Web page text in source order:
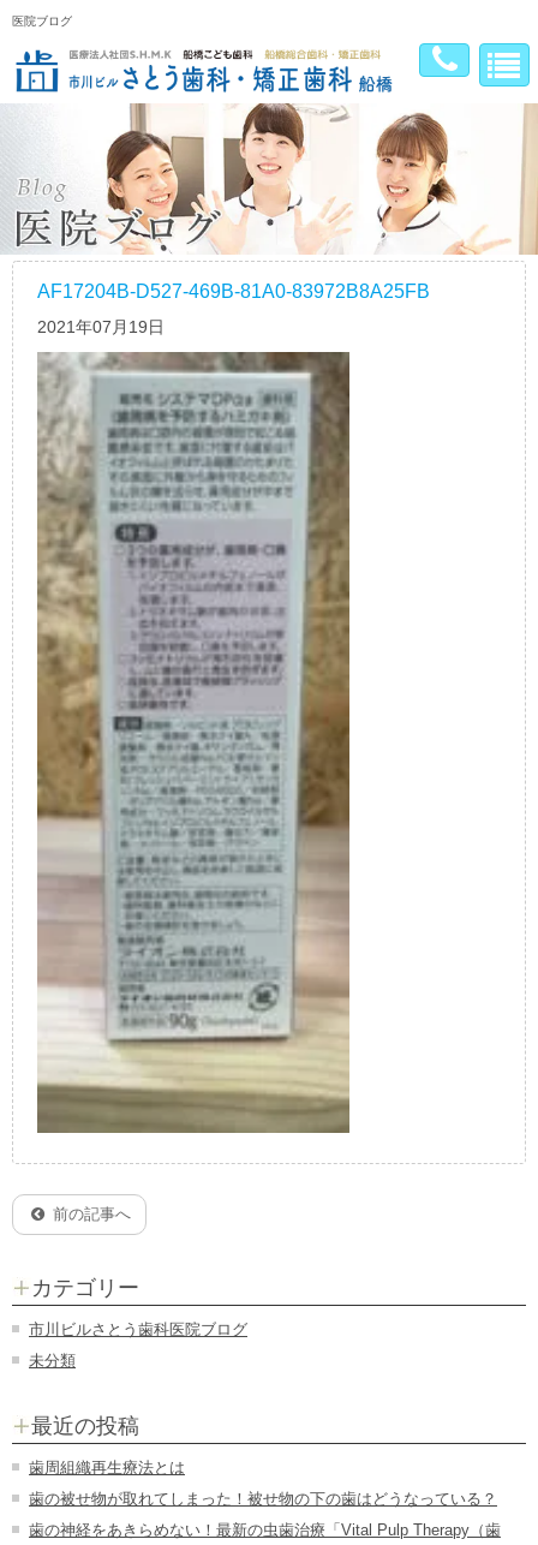
医院ブログ
AF17204B-D527-469B-81A0-83972B8A25FB
2021年07月19日
前の記事へ
カテゴリー
市川ビルさとう歯科医院ブログ
未分類
最近の投稿
歯周組織再生療法とは
歯の被せ物が取れてしまった！被せ物の下の歯はどうなっている？
歯の神経をあきらめない！最新の虫歯治療「Vital Pulp Therapy（歯